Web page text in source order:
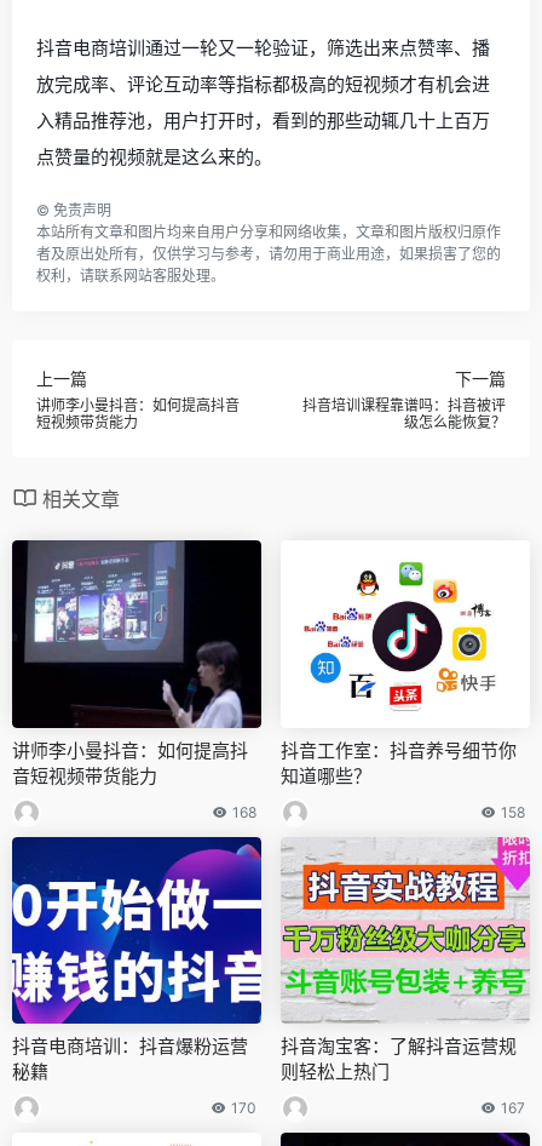
抖音电商培训通过一轮又一轮验证，筛选出来点赞率、播
放完成率、评论互动率等指标都极高的短视频才有机会进
入精品推荐池，用户打开时，看到的那些动辄几十上百万
点赞量的视频就是这么来的。
© 免责声明
本站所有文章和图片均来自用户分享和网络收集，文章和图片版权归原作
者及原出处所有，仅供学习与参考，请勿用于商业用途，如果损害了您的
权利，请联系网站客服处理。
上一篇
讲师李小曼抖音：如何提高抖音
短视频带货能力
下一篇
抖音培训课程靠谱吗：抖音被评
级怎么能恢复？
相关文章
讲师李小曼抖音：如何提高抖
音短视频带货能力
168
抖音工作室：抖音养号细节你
知道哪些？
158
抖音电商培训：抖音爆粉运营
秘籍
170
抖音淘宝客：了解抖音运营规
则轻松上热门
167